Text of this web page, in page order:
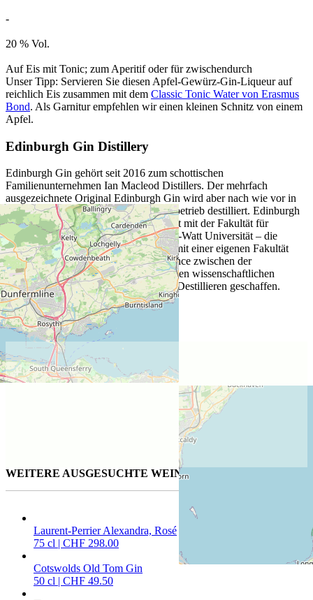
-
20 % Vol.
Auf Eis mit Tonic; zum Aperitif oder für zwischendurch
Unser Tipp: Servieren Sie diesen Apfel-Gewürz-Gin-Liqueur auf
reichlich Eis zusammen mit dem Classic Tonic Water von Erasmus
Bond. Als Garnitur empfehlen wir einen kleinen Schnitz von einem
Apfel.
Edinburgh Gin Distillery
Edinburgh Gin gehört seit 2016 zum schottischen
Familienunternehmen Ian Macleod Distillers. Der mehrfach
ausgezeichnete Original Edinburgh Gin wird aber nach wie vor in
der Hauptstadt Edinburgh im Familienbetrieb destilliert. Edinburgh
Gin führt eine einzigartige Partnerschaft mit der Fakultät für
Brauwesen und Destillieren der Heriott-Watt Universität – die
einzige Universität in Grossbritannien mit einer eigenen Fakultät
fürs Destillieren. Damit wird eine Balance zwischen der
langjährigen Erfahrung und einer frischen wissenschaftlichen
Herangehensweise an handwerkliches Destillieren geschaffen.
• Ortschaft: Edinburgh
• Gründungsjahr: 2010
Lage der Distillerie
WEITERE AUSGESUCHTE WEINE FÜR SIE
Laurent-Perrier Alexandra, Rosé
75 cl | CHF 298.00
Cotswolds Old Tom Gin
50 cl | CHF 49.50